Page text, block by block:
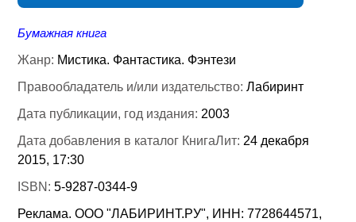
Бумажная книга
Жанр: Мистика. Фантастика. Фэнтези
Правообладатель и/или издательство:Лабиринт
Дата публикации, год издания: 2003
Дата добавления в каталог КнигаЛит: 24 декабря
2015, 17:30
ISBN:5-9287-0344-9
Реклама. ООО "ЛАБИРИНТ.РУ", ИНН: 7728644571,